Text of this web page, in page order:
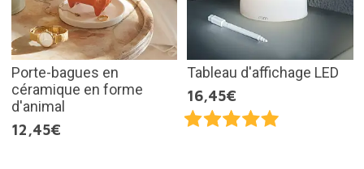
Porte-bagues en
céramique en forme
d'animal
12,45€
Tableau d'affichage LED
16,45€